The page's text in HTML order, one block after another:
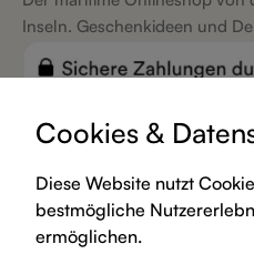
Inseln. Geschenkideen und
Inseln
Kategorien
Cookies &
Diese Website nutzt
bestmögliche
ermöglichen.